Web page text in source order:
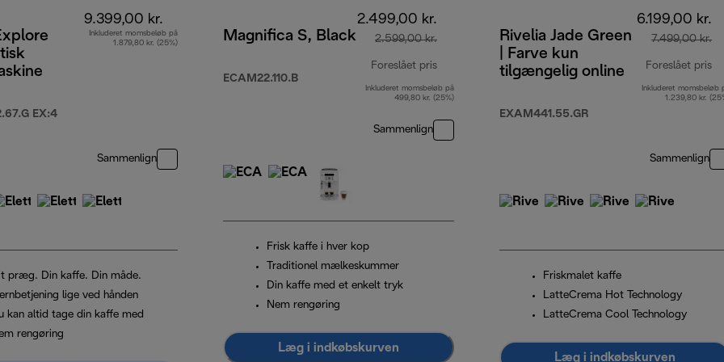
EX:4
9.399,00 kr.
Inkluderet momsbeløb på
1.879,80 kr. (25%)
Sammenlign
præg. Din kaffe. Din måde.
lige ved hånden
kan altid tage din kaffe med
rengøring
Magnifica S, Black
ECAM22.110.B
2.499,00 kr.
2.599,00 kr.
Foreslået pris
oprindelig pris 2.599,00 kr.
Inkluderet momsbeløb på
499,80 kr. (25%)
Sammenlign
Frisk kaffe i hver kop
Traditionel mælkeskummer
Din kaffe med et enkelt tryk
Nem rengøring
Læg i indkøbskurven
Rivelia Jade Green
| Farve kun
tilgængelig online
EXAM441.55.GR
6.199,00 kr.
7.499,00 kr.
Foreslået pris
Inkluderet momsbeløb
1.239,80 kr.
Sammenlign
Friskmalet kaffe
LatteCrema Hot Technology
LatteCrema Cool Technology
Læg i indkøbskurven